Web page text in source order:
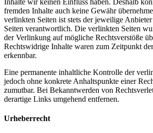
Inhalte wir keinen Einfluss haben. Deshalb
fremden Inhalte auch keine Gewähr
verlinkten Seiten ist stets der jeweilige
Seiten verantwortlich. Die verlinkten Seiten
der Verlinkung auf mögliche Rechtsverstöße
Rechtswidrige Inhalte waren zum Zeitpunkt
erkennbar.
Eine permanente inhaltliche Kontrolle der
jedoch ohne konkrete Anhaltspunkte einer
zumutbar. Bei Bekanntwerden von
derartige Links umgehend entfernen.
Urheberrecht